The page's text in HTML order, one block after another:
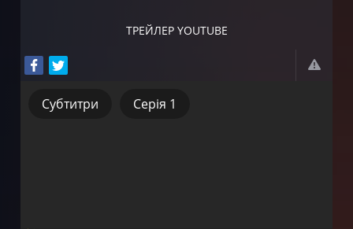
ТРЕЙЛЕР YOUTUBE
Серія 1
Субтитри